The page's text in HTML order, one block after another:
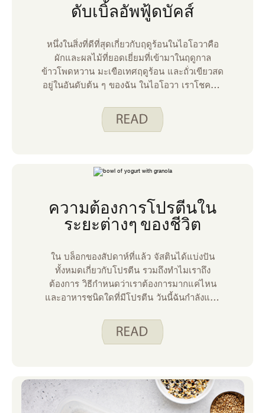
ดับเบิ้ลอัพฟู้ดบัคส์
หนึ่งในสิ่งที่ดีที่สุดเกี่ยวกับฤดูร้อนในไอโอวาคือ
ผักและผลไม้ที่ยอดเยี่ยมที่เข้ามาในฤดูกาล
ข้าวโพดหวาน มะเขือเทศฤดูร้อน และถั่วเขียวสด
อยู่ในอันดับต้น ๆ ของฉัน ในไอโอวา เราโชคดีที่
โครงการช่วยเหลือด้านโภชนาการเสริม
(SNAP) กินผักและผลไม้ได้มากขึ้นในขณะที่ยึด
ความต้องการโปรตีนใน
ระยะต่างๆ ของชีวิต
ใน บล็อกของสัปดาห์ที่แล้ว จัสตินได้แบ่งปัน
ทั้งหมดเกี่ยวกับโปรตีน รวมถึงทําไมเราถึง
ต้องการ วิธีกําหนดว่าเราต้องการมากแค่ไหน
และอาหารชนิดใดที่มีโปรตีน วันนี้ฉันกําลังแบ่ง
15 ปี ผู้หญิงอายุ 40 ปี และผู้หญิงอายุ 65 ปี ซึ่ง
ทั้งหมดมีกิจกรรมทางกาย 30-60 นาทีต่อวัน